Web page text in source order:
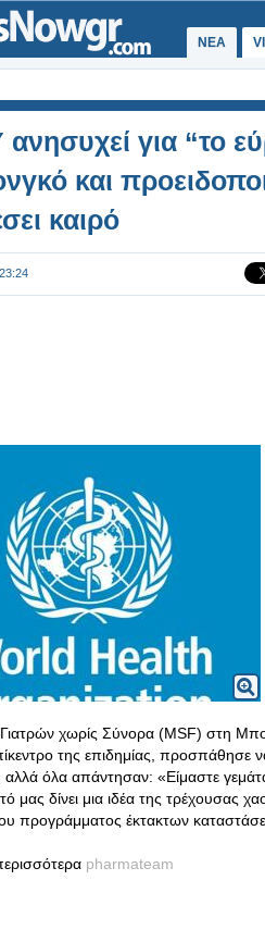
ΝΕΑ
για “το
και
καιρό
χωρίς Σύνορα (MSF) στη
της επιδημίας, προσπάθησε
αλλά όλα απάντησαν: «Είμαστε
μας δίνει μια ιδέα της τρέχουσας
προγράμματος έκτακτων
pharmateam